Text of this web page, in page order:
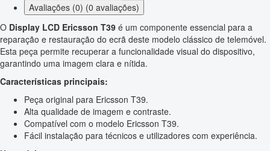
Avaliações (0) (0 avaliações)
O Display LCD Ericsson T39 é um componente essencial para a
reparação e restauração do ecrã deste modelo clássico de telemóvel.
Esta peça permite recuperar a funcionalidade visual do dispositivo,
garantindo uma imagem clara e nítida.
Características principais:
Peça original para Ericsson T39.
Alta qualidade de imagem e contraste.
Compatível com o modelo Ericsson T39.
Fácil instalação para técnicos e utilizadores com experiência.